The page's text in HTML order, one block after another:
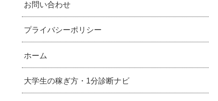
お問い合わせ
プライバシーポリシー
ホーム
大学生の稼ぎ方・1分診断ナビ